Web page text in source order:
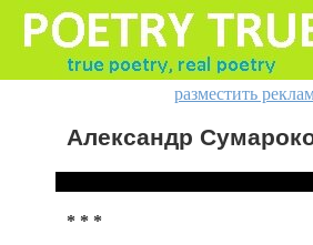
разместить
Александр
* * *